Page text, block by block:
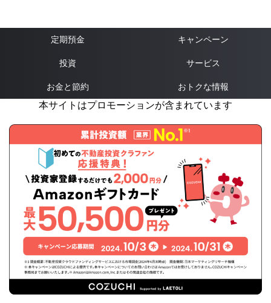
定期預金 キャンペーン
投資 サービス
お金と節約 おトクな情報
本サイトはプロモーションが含まれています